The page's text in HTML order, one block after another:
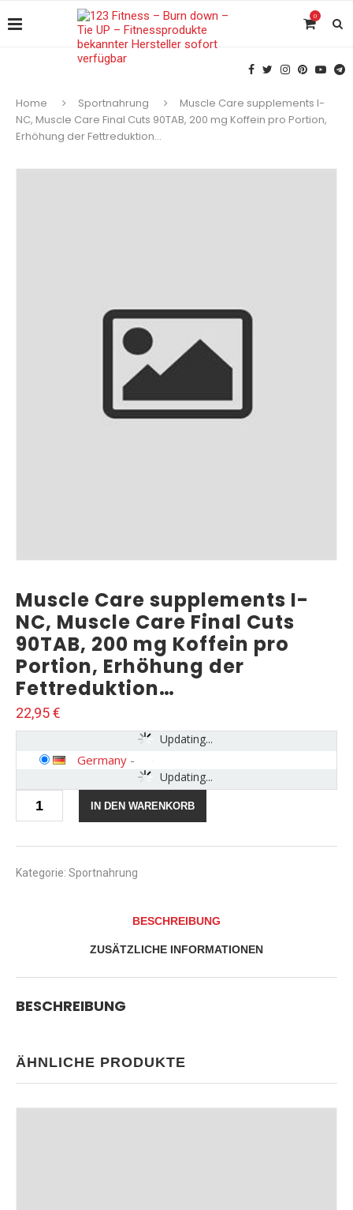
0
Home Sportnahrung
Muscle Care supplements I-
NC, Muscle Care Final Cuts 90TAB, 200 mg Koffein pro Portion,
Erhöhung der Fettreduktion…
Muscle Care supplements I-
NC, Muscle Care Final Cuts
90TAB, 200 mg Koffein pro
Portion, Erhöhung der
Fettreduktion…
22,95€
Updating...
Updating...
Germany -
Care
supplements
Muscle
pro
Erhöhung
Menge
IN DEN WARENKORB
Kategorie: Sportnahrung
BESCHREIBUNG
ZUSÄTZLICHE INFORMATIONEN
BESCHREIBUNG
ÄHNLICHE PRODUKTE